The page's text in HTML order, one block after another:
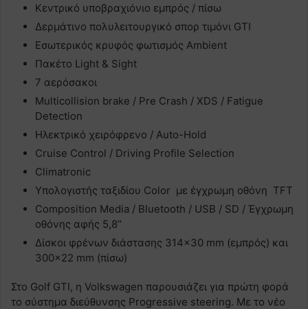
Κεντρικό υποβραχιόνιο εμπρός / πίσω
Δερμάτινο πολυλειτουργικό σπορ τιμόνι GTI
Εσωτερικός κρυφός φωτισμός Ambient
Πακέτο Light & Sight
7 αερόσακοι
Multicollision brake / Pre Crash / XDS / Fatigue
Detection
Ηλεκτρικό χειρόφρενο / Auto-Hold
Cruise Control / Driving Profile Selection
Climatronic
Υπολογιστής ταξιδίου Color με έγχρωμη οθόνη TFT
Composition Media / Bluetooth / USB / SD / Έγχρωμη
οθόνης αφής 5,8’’
Δίσκοι φρένων διάστασης 314×30 mm (εμπρός) και
300×22 mm (πίσω)
Στο Golf GTI, η Volkswagen παρουσιάζει για πρώτη φορά
το σύστημα διεύθυνσης Progressive steering. Με το νέο